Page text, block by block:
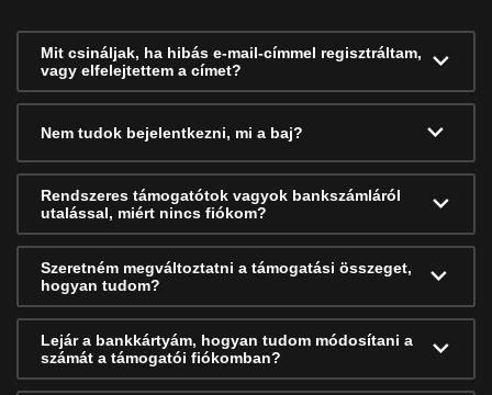
Mit csináljak, ha hibás e-mail-címmel regisztráltam,
vagy elfelejtettem a címet?
Nem tudok bejelentkezni, mi a baj?
Rendszeres támogatótok vagyok bankszámláról
utalással, miért nincs fiókom?
Szeretném megváltoztatni a támogatási összeget,
hogyan tudom?
Lejár a bankkártyám, hogyan tudom módosítani a
számát a támogatói fiókomban?